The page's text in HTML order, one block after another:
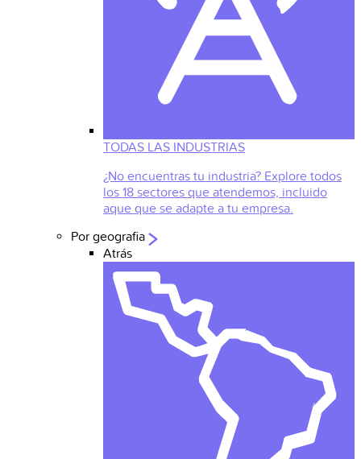
TODAS LAS INDUSTRIAS
¿No encuentras tu industria? Explore todos
los 18 sectores que atendemos, incluido
aque que se adapte a tu empresa.
Por geografia
Atrás